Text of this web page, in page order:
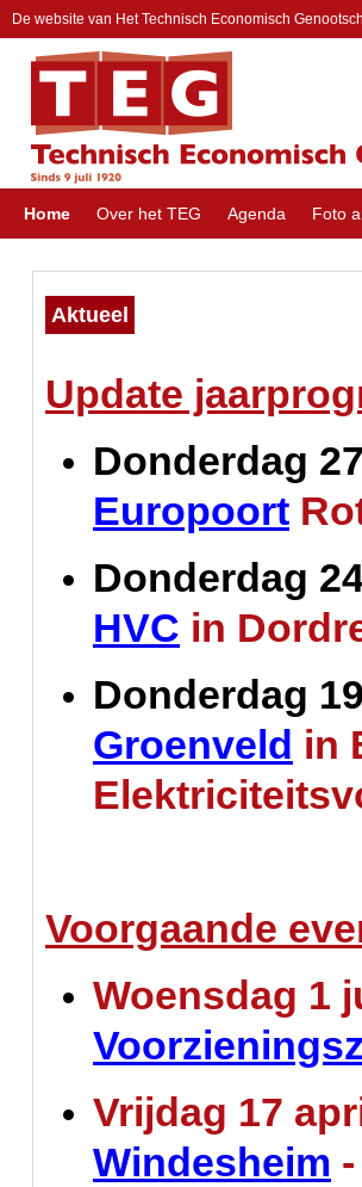
De website van Het Technisch Economisch
Home Over het TEG Agenda Foto
Aktueel
Update
Donderdag
Europoort
Donderdag
HVC in
Donderdag
Groenveld in
Voorgaande
Woensdag 1
Vrijdag 17
Windesheim